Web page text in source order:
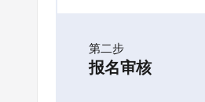
第二步
报名审核